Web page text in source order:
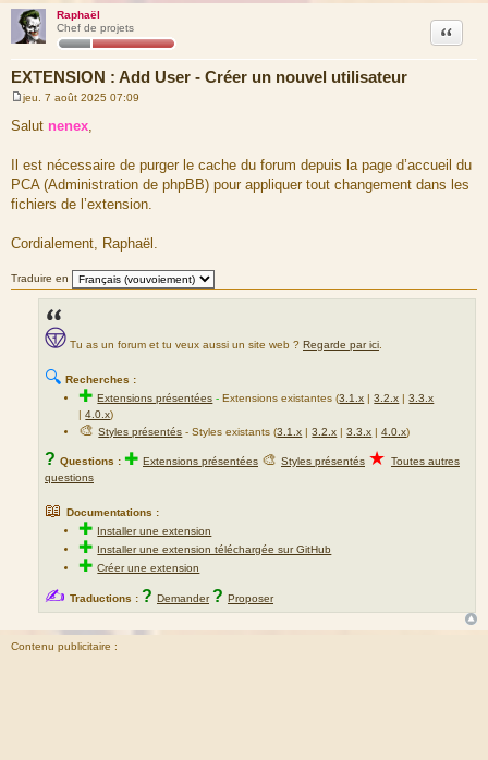
Raphaël
Chef de projets
EXTENSION : Add User - Créer un nouvel utilisateur
Citation
e
s
a
g
e
jeu. 7 août 2025 07:09
Salut nenex,
Il est nécessaire de purger le cache du forum depuis la page d’accueil du
PCA (Administration de phpBB) pour appliquer tout changement dans les
fichiers de l’extension.
Cordialement, Raphaël.
Traduire en
Tu as un forum et tu veux aussi un site web ? Regarde par ici
🔍 Recherches :
✚Extensions présentées -Extensions existantes (3.1.x |3.2.x |3.3.x
|4.0.x)
🎨Styles présentés - Styles existants (3.1.x |3.2.x |3.3.x |4.0.x)
? Questions : ✚ Extensions présentées 🎨 Styles présentés ★ Toutes autres
questions
📖 Documentations :
✚ Installer une extension
✚ Installer une extension téléchargée sur GitHub
✚Créer une extension
✍ Traductions : ? Demander ? Proposer
Contenu publicitaire :